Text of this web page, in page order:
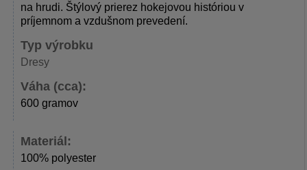
na hrudi. Štýlový prierez hokejovou históriou v
príjemnom a vzdušnom prevedení.
Typ výrobku
Dresy
Váha (cca):
600 gramov
Materiál:
100% polyester